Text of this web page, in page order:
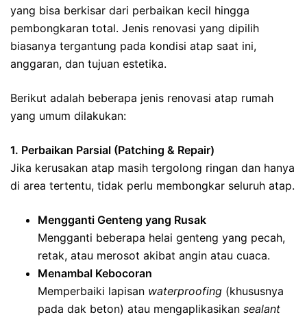
yang bisa berkisar dari perbaikan kecil hingga
pembongkaran total. Jenis renovasi yang dipilih
biasanya tergantung pada kondisi atap saat ini,
anggaran, dan tujuan estetika.
Berikut adalah beberapa jenis renovasi atap rumah
yang umum dilakukan:
1. Perbaikan Parsial (Patching & Repair)
Jika kerusakan atap masih tergolong ringan dan hanya
di area tertentu, tidak perlu membongkar seluruh atap.
Mengganti Genteng yang Rusak
Mengganti beberapa helai genteng yang pecah,
retak, atau merosot akibat angin atau cuaca.
Menambal Kebocoran
Memperbaiki lapisan waterproofing (khususnya
pada dak beton) atau mengaplikasikan sealant